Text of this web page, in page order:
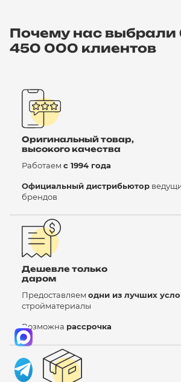
Почему нас выбрали
450 000 клиентов
Оригинальный товар,
высокого качества
Работаем с 1994 года
Официальный дистрибьютор
брендов
Дешевле только
даром
Предоставляем одни из лучших
стройматериалы
Возможна рассрочка